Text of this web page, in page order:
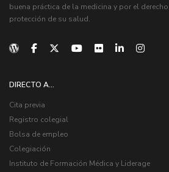
buena práctica de la medicina y por el
protección de su salud.
DIRECTO A...
Cita previa
Registro colegial
Bolsa de empleo
Colegiación
Instituto de Formación Médica y Liderage